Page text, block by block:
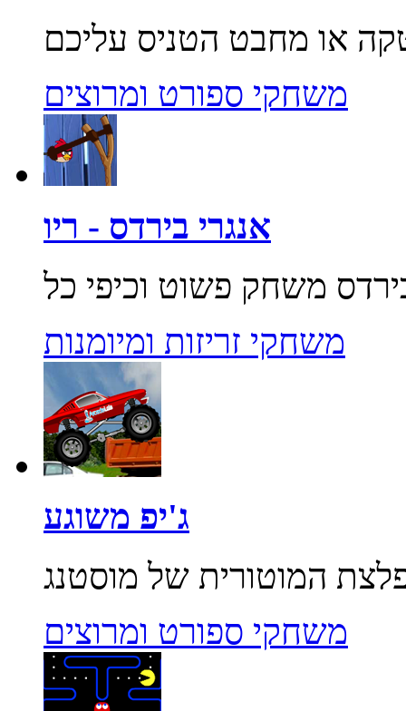
משחקי ספורט ומרוצים
אנגרי בירדס - ריו
משחקי זריזות ומיומנות
ג'יפ משוגע
משחקי ספורט ומרוצים